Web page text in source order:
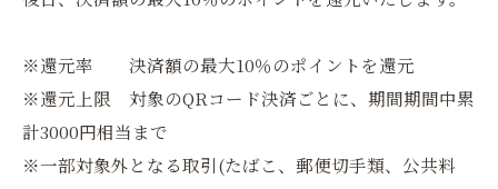
※還元率 決済額の最大10％のポイントを還元
※還元上限 対象のQRコード決済ごとに、期間期間中累
計3000円相当まで
※一部対象外となる取引(たばこ、郵便切手類、公共料